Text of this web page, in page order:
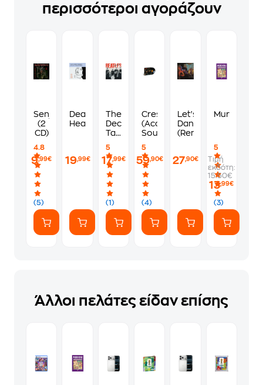
περισσότεροι αγοράζουν
Senjutsu
(2
CD)
4.8
(5)
9,99€
Dear
Heather
19,99€
The
Decca
Tapes
5
(1)
17,99€
Crescent
(Acoustic
Sounds)
5
(4)
59,90€
Let's
Dance
(Remaster)
27,90€
Murdoku
5
(3)
Τιμή
εκδότη:
15.50€
13,99€
Άλλοι πελάτες είδαν επίσης